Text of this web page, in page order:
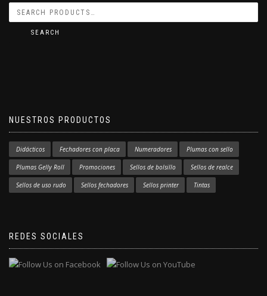
SEARCH
NUESTROS PRODUCTOS
Didácticos Fechadores con placa Numeradores Plumas con sello
Plumas Gelly Roll Promociones Sellos de bolsillo Sellos de realce
Sellos de uso rudo Sellos fechadores Sellos printer Tintas
REDES SOCIALES